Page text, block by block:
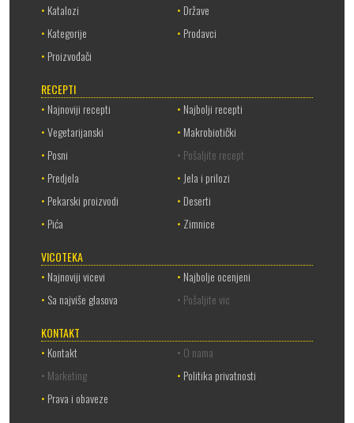
• Katalozi • Države
• Kategorije • Prodavci
• Proizvođači
RECEPTI
• Najnoviji recepti • Najbolji recepti
•Vegetarijanski • Makrobiotički
• Posni
• Pošaljite recept
• Predjela • Jela i prilozi
• Pekarski proizvodi • Deserti
• Pića • Zimnice
VICOTEKA
• Najnoviji vicevi • Najbolje ocenjeni
• Sa najviše glasova
• Pošaljite vic
KONTAKT
• Kontakt
• O nama
• Marketing
• Politika privatnosti
• Prava i obaveze